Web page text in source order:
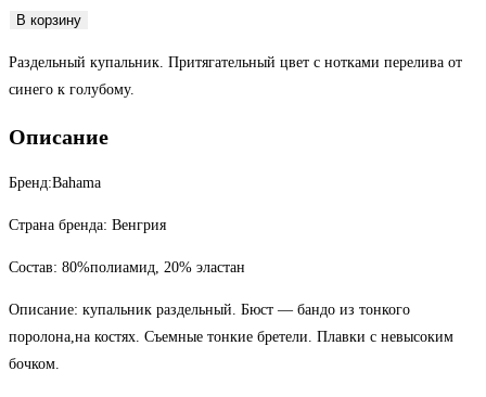
Количество
Купальник
чашка
В корзину
Раздельный купальник. Притягательный цвет с нотками перелива от
синего к голубому.
Описание
Бренд:Bahama
Страна бренда: Венгрия
Состав: 80%полиамид, 20% эластан
Описание: купальник раздельный. Бюст — бандо из тонкого
поролона,на костях. Съемные тонкие бретели. Плавки с невысоким
бочком.